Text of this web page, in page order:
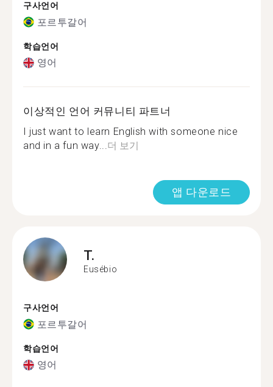
구사언어
포르투갈어
학습언어
영어
이상적인 언어 커뮤니티 파트너
I just want to learn English with someone nice
and in a fun way...더 보기
앱 다운로드
T.
Eusébio
구사언어
포르투갈어
학습언어
영어